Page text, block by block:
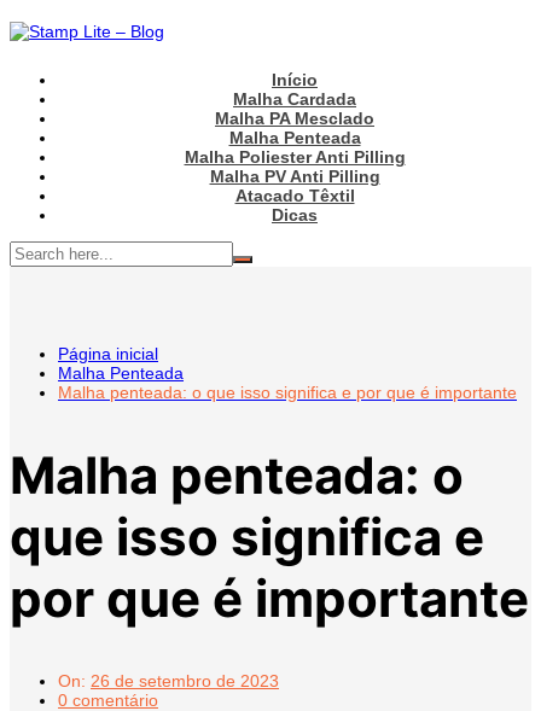
Ir
para
conteúdo
Início
Malha Cardada
Malha PA Mesclado
Malha Penteada
Malha Poliester Anti Pilling
Malha PV Anti Pilling
Atacado Têxtil
Dicas
Página inicial
Malha Penteada
Malha penteada: o que isso significa e por que é importante
Malha penteada: o
que isso significa e
por que é importante
On: 26 de setembro de 2023
0 comentário